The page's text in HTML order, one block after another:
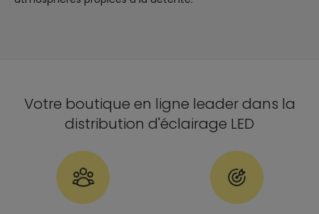
Votre boutique en ligne leader dans la
distribution d'éclairage LED